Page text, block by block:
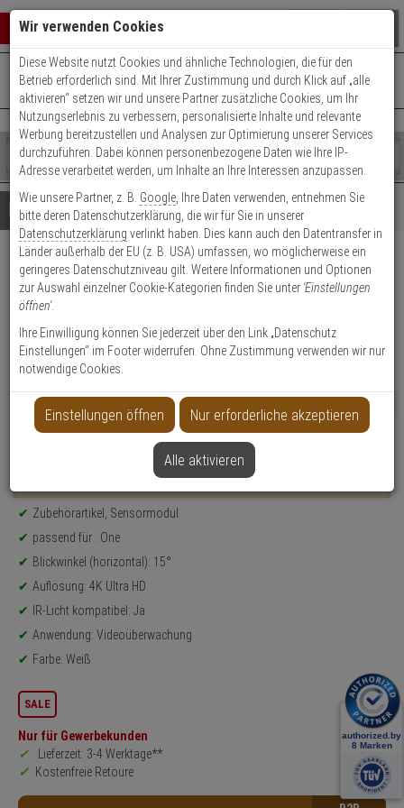
Warenkorb schließen
0 ARTIKEL IM WARENKORB
Ihr Warenkorb ist momentan leer.
Ergebnisse ()
Fertig
Shop
durchsuchen
Bitte
geben
Sie
mindestens
Zeichen
ein,
um
Suche
Es
wurde
noch
Kategorien
Suche
gestartet
+49 (0)821 899 493-0Mo. - Do.: 8:00 - 16:30 | Fr.: 8:00 - 14:00 Uhr
Kontaktservice nutzen
Details Beratung Beliebte 4K Ultra HD Artikel
Mobotix ONE 15° 4K D&N
Sensormodul TELE
Produktmerkmale
NEU
Datenblatt drucken
Weitere Varianten...
Produktinformationen
Zubehörartikel, Sensormodul
passend für : One
Blickwinkel (horizontal): 15°
Auflösung: 4K Ultra HD
IR-Licht kompatibel: Ja
Anwendung: Videoüberwachung
Farbe: Weiß
SALE
Nur für Gewerbekunden
Lieferzeit: 3-4 Werktage**
Kostenfreie Retoure
Wir verwenden Cookies
Diese Website nutzt Cookies und ähnliche Technologien, die für den
Betrieb erforderlich sind. Mit Ihrer Zustimmung und durch Klick auf „alle
aktivieren“ setzen wir und unsere Partner zusätzliche Cookies, um Ihr
Nutzungserlebnis zu verbessern, personalisierte Inhalte und relevante
Werbung bereitzustellen und Analysen zur Optimierung unserer Services
durchzuführen. Dabei können personenbezogene Daten wie Ihre IP-
Adresse verarbeitet werden, um Inhalte an Ihre Interessen anzupassen.
Wie unsere Partner, z. B. Google , Ihre Daten verwenden, entnehmen Sie
bitte deren Datenschutzerklärung, die wir für Sie in unserer
Datenschutzerklärung verlinkt haben. Dies kann auch den Datentransfer in
Länder außerhalb der EU (z. B. USA) umfassen, wo möglicherweise ein
geringeres Datenschutzniveau gilt. Weitere Informationen und Optionen
zur Auswahl einzelner Cookie-Kategorien finden Sie unter 'Einstellungen
öffnen'.
Ihre Einwilligung können Sie jederzeit über den Link „Datenschutz
Einstellungen“ im Footer widerrufen. Ohne Zustimmung verwenden wir nur
notwendige Cookies.
Einstellungen öffnen Nur erforderliche akzeptieren
Alle aktivieren